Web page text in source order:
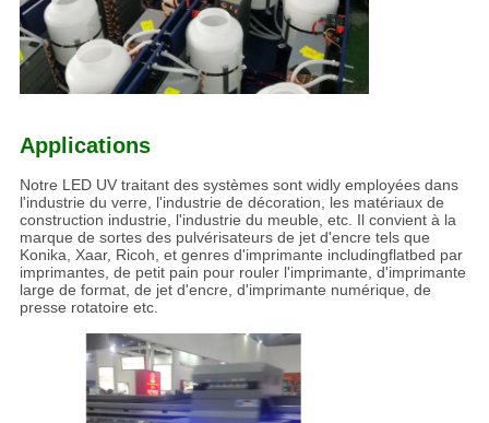
Applications
Notre LED UV traitant des systèmes sont widly employées dans
l'industrie du verre, l'industrie de décoration, les matériaux de
construction industrie, l'industrie du meuble, etc. Il convient à la
marque de sortes des pulvérisateurs de jet d'encre tels que
Konika, Xaar, Ricoh, et genres d'imprimante includingflatbed par
imprimantes, de petit pain pour rouler l'imprimante, d'imprimante
large de format, de jet d'encre, d'imprimante numérique, de
presse rotatoire etc.